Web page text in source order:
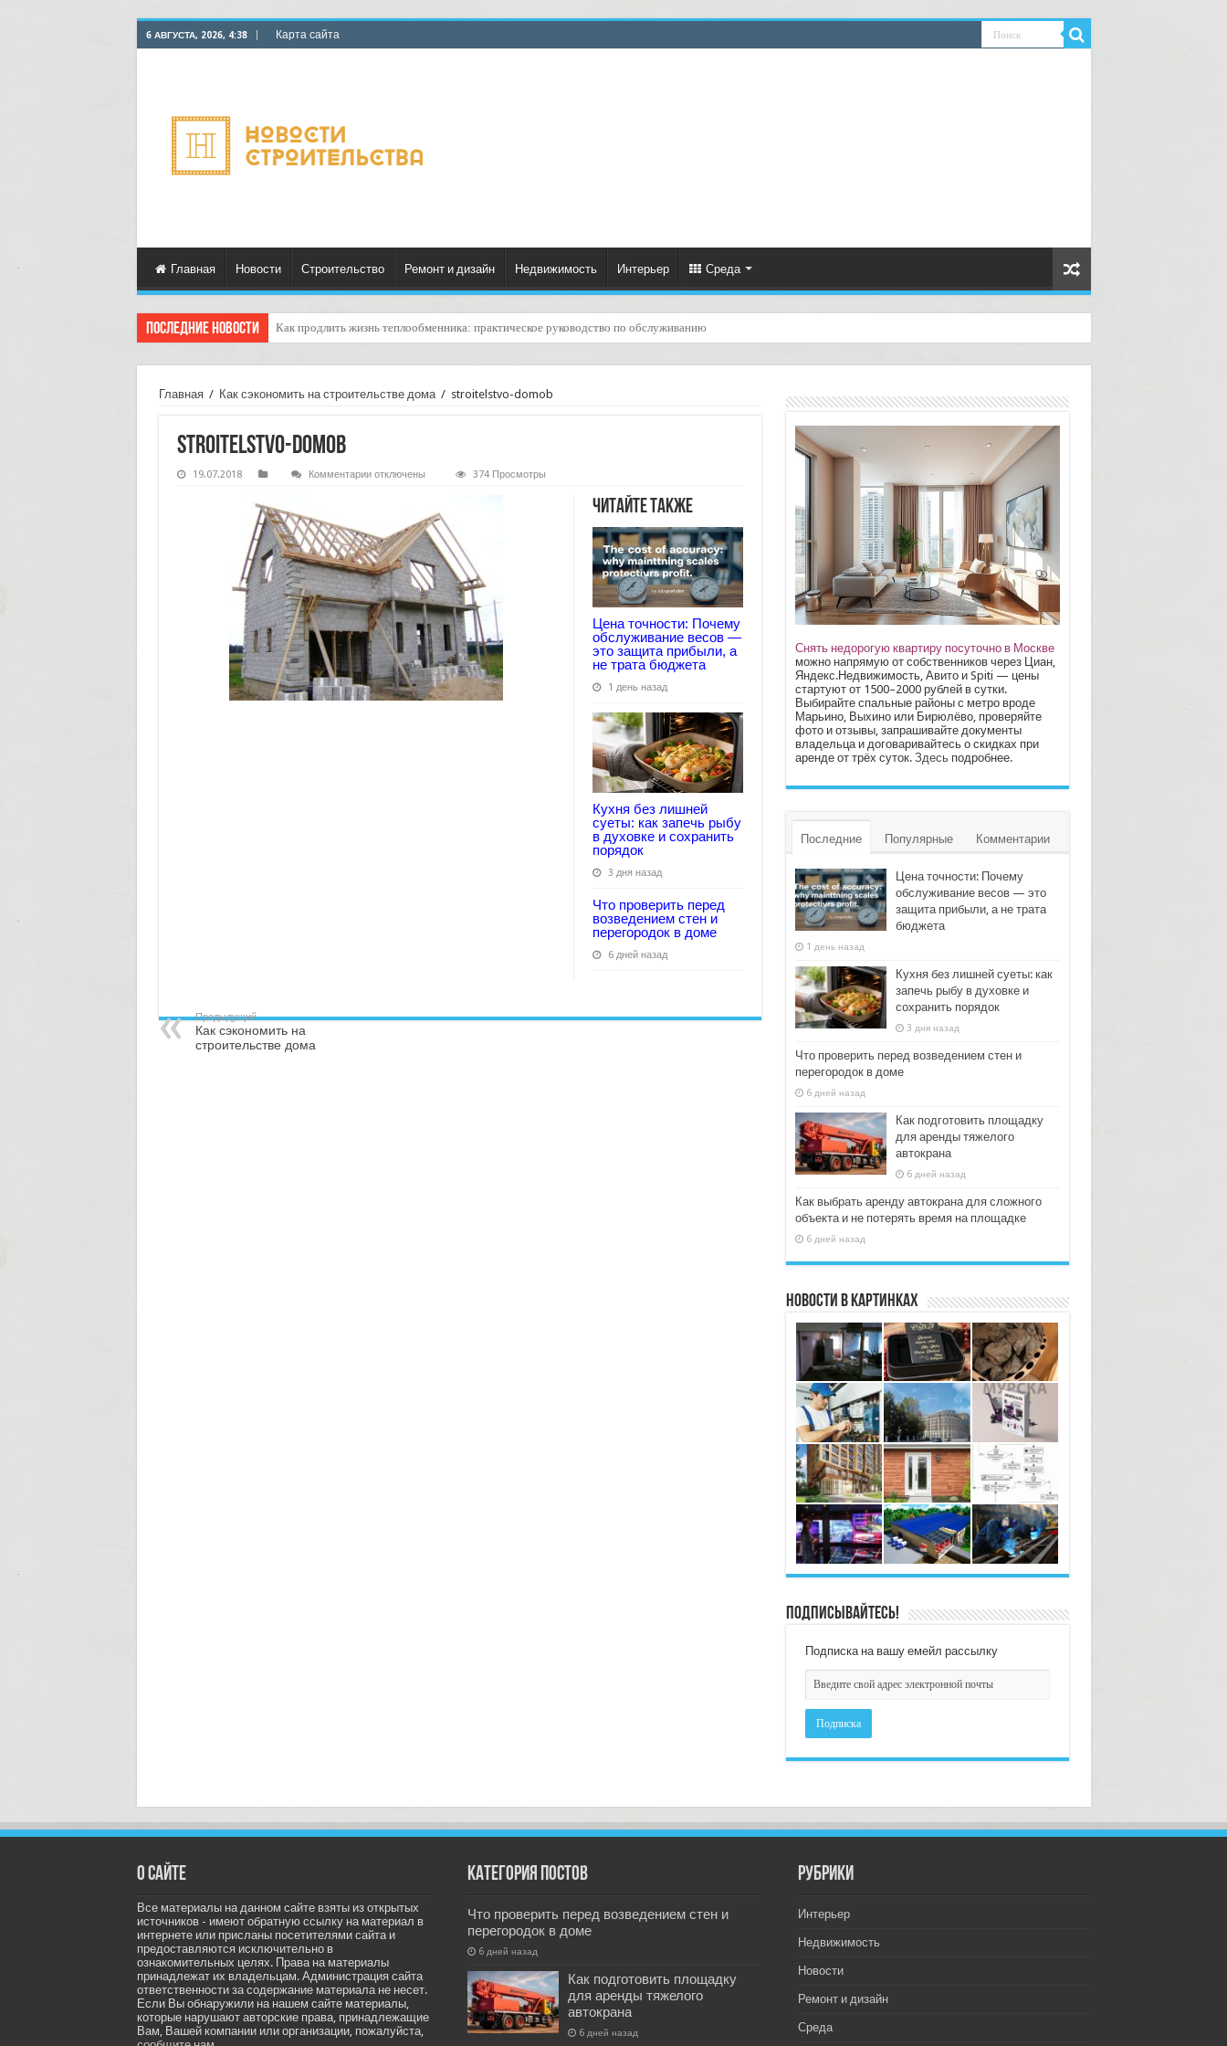
6 АВГУСТА, 2026, 4:38 Карта сайта
Главная Новости Строительство Ремонт и дизайн Недвижимость Интерьер Среда
Последние новости Горбыль как дрова: недооценённый ресурс для тепла, экономии и творчества
Главная / Как сэкономить на строительстве дома / stroitelstvo-domob
stroitelstvo-domob
19.07.2018 Комментариикотключены 374 Просмотры
Читайте также
Цена точности: Почему
обслуживание весов —
это защита прибыли, а
не трата бюджета
1 день назад
Кухня без лишней
суеты: как запечь рыбу
в духовке и сохранить
порядок
3 дня назад
Что проверить перед
возведением стен и
перегородок в доме
6 дней назад
Предыдущий
Как сэкономить на
строительстве дома
Снять недорогую квартиру посуточно в Москве
можно напрямую от собственников через Циан,
Яндекс.Недвижимость, Авито и Spiti — цены
стартуют от 1500–2000 рублей в сутки.
Выбирайте спальные районы с метро вроде
Марьино, Выхино или Бирюлёво, проверяйте
фото и отзывы, запрашивайте документы
владельца и договаривайтесь о скидках при
аренде от трёх суток. Здесьподробнее.
Последние Популярные Комментарии
Цена точности: Почему
обслуживание весов — это
защита прибыли, а не трата
бюджета
1 день назад
Кухня без лишней суеты: как
запечь рыбу в духовке и
сохранить порядок
3 дня назад
Что проверить перед возведением стен и
перегородок в доме
6 дней назад
Как подготовить площадку
для аренды тяжелого
автокрана
6 дней назад
Как выбрать аренду автокрана для сложного
объекта и не потерять время на площадке
6 дней назад
Новости в картинках
Подписывайтесь!
Подписка на вашу емейл рассылку
О сайте
Все материалы на данном сайте взяты из открытых
источников - имеют обратную ссылку на материал в
интернете или присланы посетителями сайта и
предоставляются исключительно в
ознакомительных целях. Права на материалы
принадлежат их владельцам. Администрация сайта
ответственности за содержание материала не несет.
Если Вы обнаружили на нашем сайте материалы,
которые нарушают авторские права, принадлежащие
Вам, Вашей компании или организации, пожалуйста,
Категория постов
Что проверить перед возведением стен и
перегородок в доме
6 дней назад
Как подготовить площадку
для аренды тяжелого
автокрана
6 дней назад
РУбрики
Интерьер
Недвижимость
Новости
Ремонт и дизайн
Среда